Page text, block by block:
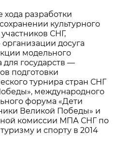
хода разработки
культурного
СНГ,
досуга
модельного
для государств —
подготовки
турнира стран СНГ
международного
форума «Дети
Великой Победы» и
комиссии МПА СНГ по
и спорту в 2014